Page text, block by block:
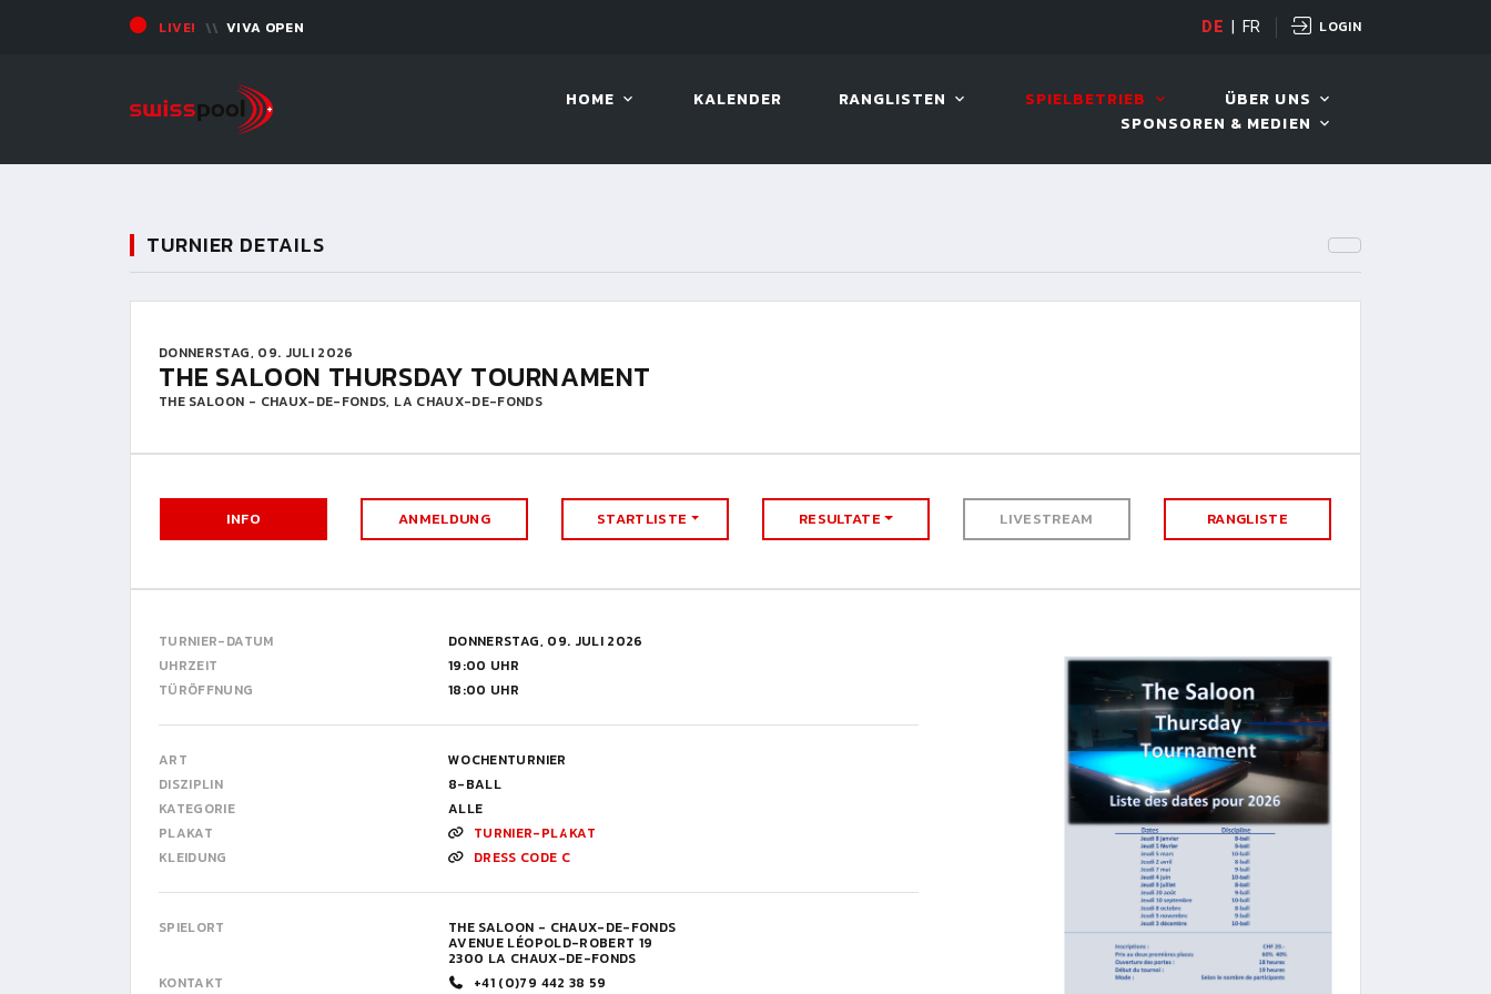
LIVE! VIVA OPEN LIVE! VIVA OPEN
DE FR LOGIN
HOME KALENDER RANGLISTEN SPIELBETRIEB
ÜBER UNS
SPONSOREN & MEDIEN
TURNIER DETAILS
DONNERSTAG, 09. JULI 2026
THE SALOON THURSDAY TOURNAMENT
THE SALOON - CHAUX-DE-FONDS, LA CHAUX-DE-FONDS
INFO ANMELDUNG STARTLISTE RESULTATE LIVESTREAM RANGLISTE
TURNIER-DATUM
DONNERSTAG, 09. JULI 2026
UHRZEIT
19:00 UHR
TÜRÖFFNUNG
18:00 UHR
ART
WOCHENTURNIER
DISZIPLIN
8-BALL
KATEGORIE
ALLE
PLAKAT
TURNIER-PLAKAT
KLEIDUNG
DRESS CODE C
SPIELORT THE SALOON - CHAUX-DE-FONDS
AVENUE LÉOPOLD-ROBERT 19
2300 LA CHAUX-DE-FONDS
KONTAKT
+41 (0)79 442 38 59